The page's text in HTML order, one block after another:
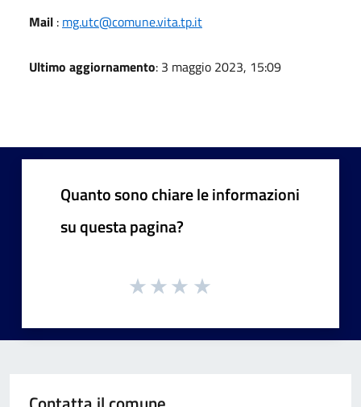
Mail : mg.utc@comune.vita.tp.it
Ultimo aggiornamento: 3 maggio 2023, 15:09
Quanto sono chiare le informazioni
su questa pagina?